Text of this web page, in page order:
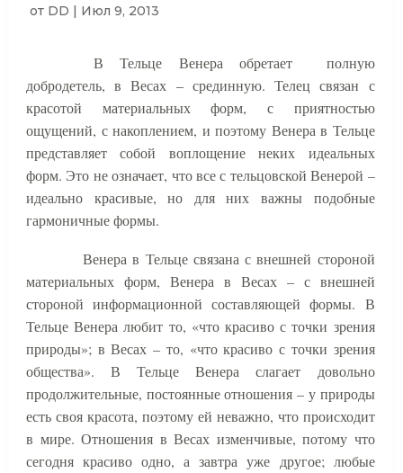
от DD | Июл 9, 2013
В Тельце Венера обретает
полную
добродетель, в Весах – срединную. Телец связан с
красотой материальных форм, с приятностью
ощущений, с накоплением, и поэтому Венера в Тельце
представляет собой воплощение неких идеальных
форм. Это не означает, что все с тельцовской Венерой –
идеально красивые, но для них важны подобные
гармоничные формы.
Венера в Тельце связана с внешней стороной
материальных форм, Венера в Весах – с внешней
стороной информационной составляющей формы. В
Тельце Венера любит то, «что красиво с точки зрения
природы»; в Весах – то, «что красиво с точки зрения
общества». В Тельце Венера слагает довольно
продолжительные, постоянные отношения – у природы
есть своя красота, поэтому ей неважно, что происходит
в мире. Отношения в Весах изменчивые, потому что
сегодня красиво одно, а завтра уже другое; любые